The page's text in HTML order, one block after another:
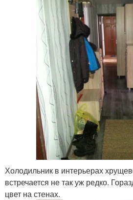
Холодильник в интерьерах
встречается не так уж редко.
цвет на стенах.